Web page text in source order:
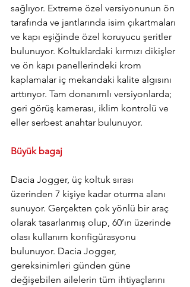
sağlıyor. Extreme özel versiyonunun ön
tarafında ve jantlarında isim çıkartmaları
ve kapı eşiğinde özel koruyucu şeritler
bulunuyor. Koltuklardaki kırmızı dikişler
ve ön kapı panellerindeki krom
kaplamalar iç mekandaki kalite algısını
arttırıyor. Tam donanımlı versiyonlarda;
geri görüş kamerası, iklim kontrolü ve
eller serbest anahtar bulunuyor.
Büyük bagaj
Dacia Jogger, üç koltuk sırası
üzerinden 7 kişiye kadar oturma alanı
sunuyor. Gerçekten çok yönlü bir araç
olarak tasarlanmış olup, 60’ın üzerinde
olası kullanım konfigürasyonu
bulunuyor. Dacia Jogger,
gereksinimleri günden güne
değişebilen ailelerin tüm ihtiyaçlarını